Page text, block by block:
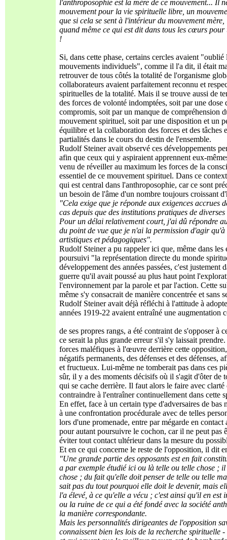
l'anthroposophie est la mère de ce mouvement... Il
mouvement pour la vie spirituelle libre, un
que si cela se sent à l'intérieur du mouvement
quand même ce qui est dit dans tous les cœurs
!
Si, dans cette phase, certains cercles avaient
mouvements individuels", comme il l'a dit, il était
retrouver de tous côtés la totalité de l'organisme
collaborateurs avaient parfaitement reconnu et
spirituelles de la totalité. Mais il se trouve aussi de
des forces de volonté indomptées, soit par une
compromis, soit par un manque de compréhension
mouvement spirituel, soit par une disposition et un
équilibre et la collaboration des forces et des
partialités dans le cours du destin de l'ensemble.
Rudolf Steiner avait observé ces développements
afin que ceux qui y aspiraient apprennent eux-
venu de réveiller au maximum les forces de la
essentiel de ce mouvement spirituel. Dans ce
qui est central dans l'anthroposophie, car ce sont
un besoin de l'âme d'un nombre toujours croissant
"Cela exige que je réponde aux exigences accrues
cas depuis que des institutions pratiques de
Pour un délai relativement court, j'ai dû répondre
du point de vue que je n'ai la permission d'agir
artistiques et pédagogiques".
Rudolf Steiner a pu rappeler ici que, même dans
poursuivi "la représentation directe du monde
développement des années passées, c'est
guerre qu'il avait poussé au plus haut point
l'environnement par la parole et par l'action. Cette
même s'y consacrait de manière concentrée et sans
Rudolf Steiner avait déjà réfléchi à l'attitude à
années 1919-22 avaient entraîné une augmentation
de ses propres rangs, a été contraint de s'opposer à
ce serait la plus grande erreur s'il s'y laissait
forces maléfiques à l'œuvre derrière cette
négatifs permanents, des défenses et des
et fructueux. Lui-même ne tomberait pas dans ces
sûr, il y a des moments décisifs où il s'agit d'ôter de
qui se cache derrière. Il faut alors le faire avec
contraindre à l'entraîner continuellement dans cette
En effet, face à un certain type d'adversaires de
à une confrontation procédurale avec de telles
lors d'une promenade, entre par mégarde en
pour autant poursuivre le cochon, car il ne peut pas
éviter tout contact ultérieur dans la mesure du
Et en ce qui concerne le reste de l'opposition, il dit
"Une grande partie des opposants est en fait
a par exemple étudié ici ou là telle ou telle chose ;
chose ; du fait qu'elle doit penser de telle ou telle
sait pas du tout pourquoi elle doit le devenir, mais
l'a élevé, à ce qu'elle a vécu ; c'est ainsi qu'il en
ou la ruine de ce qui a été fondé avec la société
la manière correspondante.
Mais les personnalités dirigeantes de l'opposition
connaissent bien les lois de la recherche spirituelle